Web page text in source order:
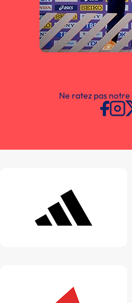
Ne ratez pas notre